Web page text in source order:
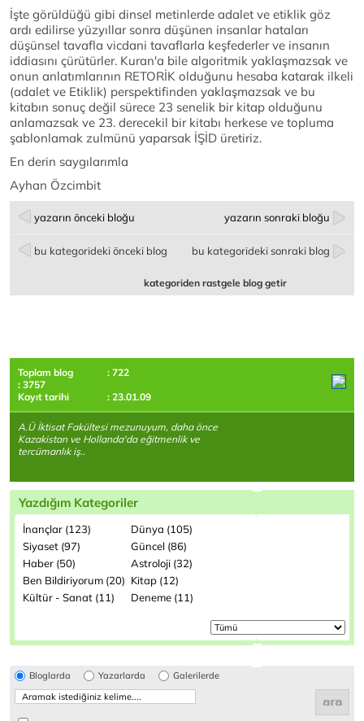
İşte görüldüğü gibi dinsel metinlerde adalet ve etiklik göz
ardı edilirse yüzyıllar sonra düşünen insanlar hataları
düşünsel tavafla vicdani tavaflarla keşfederler ve insanın
iddiasını çürütürler. Kuran'a bile algoritmik yaklaşmazsak ve
onun anlatımlarının RETORİK olduğunu hesaba katarak ilkeli
(adalet ve Etiklik) perspektifinden yaklaşmazsak ve bu
kitabın sonuç değil sürece 23 senelik bir kitap olduğunu
anlamazsak ve 23. derecekil bir kitabı herkese ve topluma
şablonlamak zulmünü yaparsak İŞİD üretiriz.
En derin saygılarımla
Ayhan Özcimbit
yazarın önceki bloğu yazarın sonraki bloğu
bu kategorideki önceki blog bu kategorideki sonraki blog
kategoriden rastgele blog getir
Toplam blog
: 722
: 3757
Kayıt tarihi
: 23.01.09
A.Ü İktisat Fakültesi mezunuyum, daha önce
Kazakistan ve Hollanda'da eğitmenlik ve
tercümanlık iş..
Yazdığım Kategoriler
İnançlar (123)
Dünya (105)
Siyaset (97)
Güncel (86)
Haber (50)
Astroloji (32)
Ben Bildiriyorum (20) Kitap (12)
Kültür - Sanat (11)
Deneme (11)
Bloglarda Yazarlarda Galerilerde